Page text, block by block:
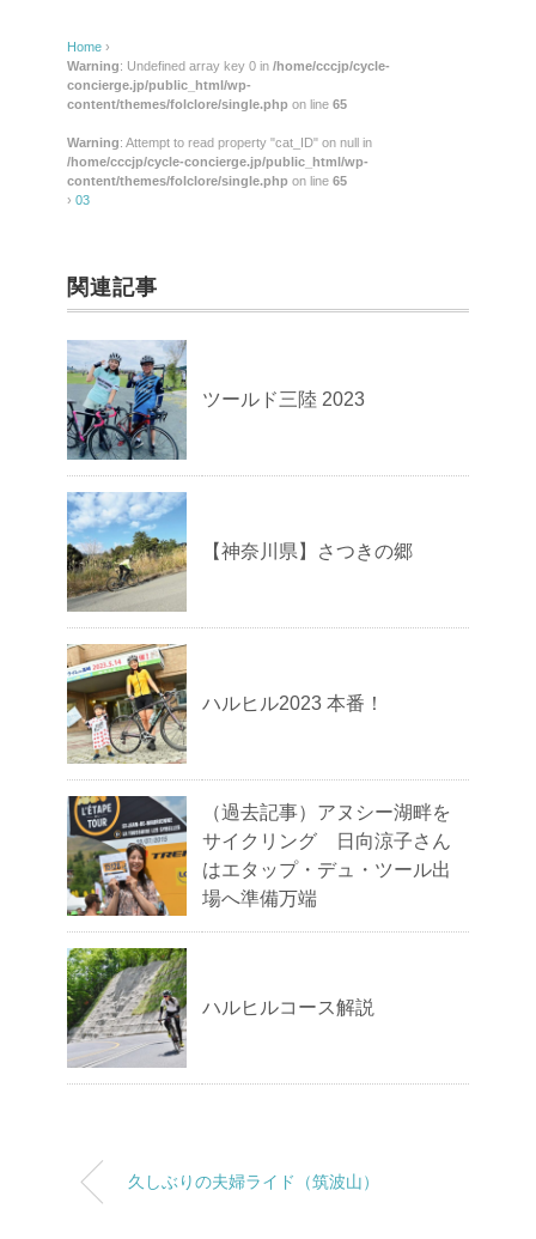
Home ›
Warning: Undefined array key 0 in /home/cccjp/cycle-
concierge.jp/public_html/wp-
content/themes/folclore/single.php on line 65
Warning: Attempt to read property "cat_ID" on null in
/home/cccjp/cycle-concierge.jp/public_html/wp-
content/themes/folclore/single.php on line 65
› 03
関連記事
ツールド三陸 2023
【神奈川県】さつきの郷
ハルヒル2023 本番！
（過去記事）アヌシー湖畔を
サイクリング 日向涼子さん
はエタップ・デュ・ツール出
場へ準備万端
ハルヒルコース解説
久しぶりの夫婦ライド（筑波山）